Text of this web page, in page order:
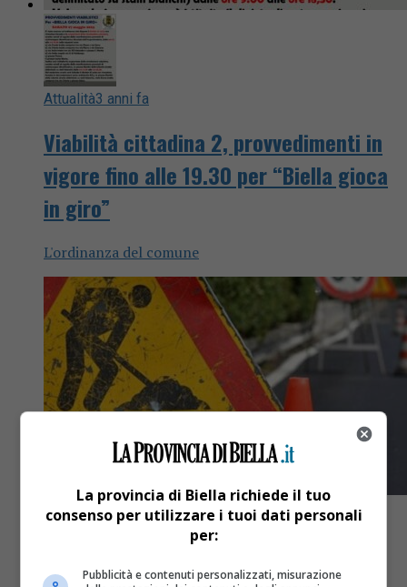
Attualità3 anni fa
Viabilità cittadina 2, provvedimenti in
vigore fino alle 19.30 per “Biella gioca
in giro”
L'ordinanza del comune
La provincia di Biella richiede il tuo
consenso per utilizzare i tuoi dati personali
per:
Pubblicità e contenuti personalizzati, misurazione